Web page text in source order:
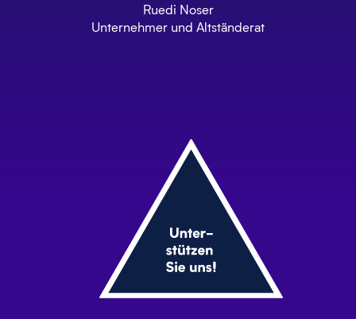
Ruedi Noser
Unternehmer und Altständerat